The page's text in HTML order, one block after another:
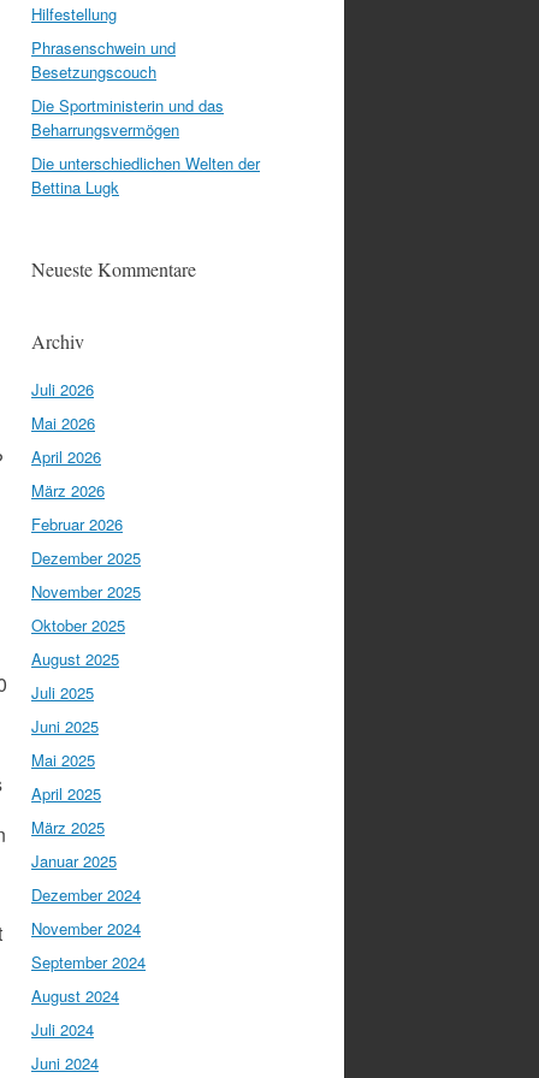
Hilfestellung
Phrasenschwein und
Besetzungscouch
Die Sportministerin und das
Beharrungsvermögen
Die unterschiedlichen Welten der
Bettina Lugk
Neueste Kommentare
Archiv
Juli 2026
Mai 2026
April 2026
März 2026
Februar 2026
Dezember 2025
November 2025
Oktober 2025
August 2025
Juli 2025
Juni 2025
Mai 2025
April 2025
März 2025
Januar 2025
Dezember 2024
November 2024
September 2024
August 2024
Juli 2024
Juni 2024